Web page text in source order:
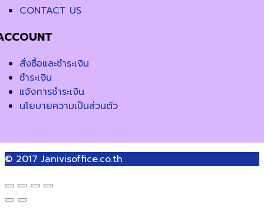
CONTACT US
สั่งซื้อและชำระเงิน
ชำระเงิน
แจ้งการชำระเงิน
นโยบายความเป็นส่วนตัว
© 2017 Janivisoffice.co.th